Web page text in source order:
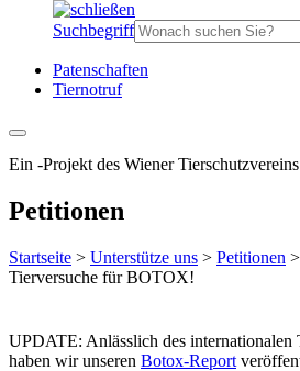
Suchbegriff
Patenschaften
Tiernotruf
Ein -Projekt des Wiener Tierschutzvereins
Petitionen
Startseite > Unterstütze uns > Petitionen >
Tierversuche für BOTOX!
UPDATE: Anlässlich des internationalen
haben wir unseren Botox-Report